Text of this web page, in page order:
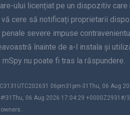
ului licențiat pe un dispozitiv
cere să notificați proprietarii
severe impuse
înainte de a-l instala și
nu poate fi tras la răspundere.
06pm31pm-31Thu, 06 Aug
06 Aug 2026 17:04:29